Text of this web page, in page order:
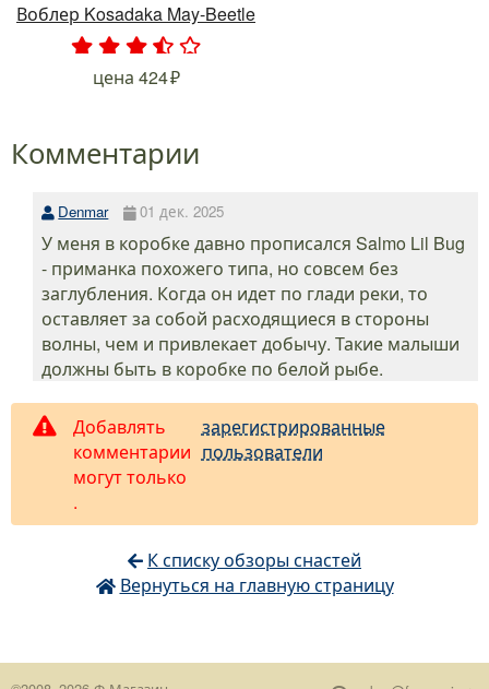
Воблер Kosadaka May-Beetle
. .
цена 424
Комментарии
Denmar 01 дек. 2025
У меня в коробке давно прописался Salmo Lil Bug
- приманка похожего типа, но совсем без
заглубления. Когда он идет по глади реки, то
оставляет за собой расходящиеся в стороны
волны, чем и привлекает добычу. Такие малыши
должны быть в коробке по белой рыбе.
Добавлять
комментарии
могут только
зарегистрированные
пользователи
.
К списку обзоры снастей
Вернуться на главную страницу